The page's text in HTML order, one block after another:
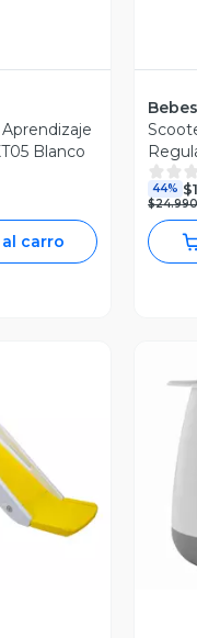
Blanco
carro
Rosa
44%